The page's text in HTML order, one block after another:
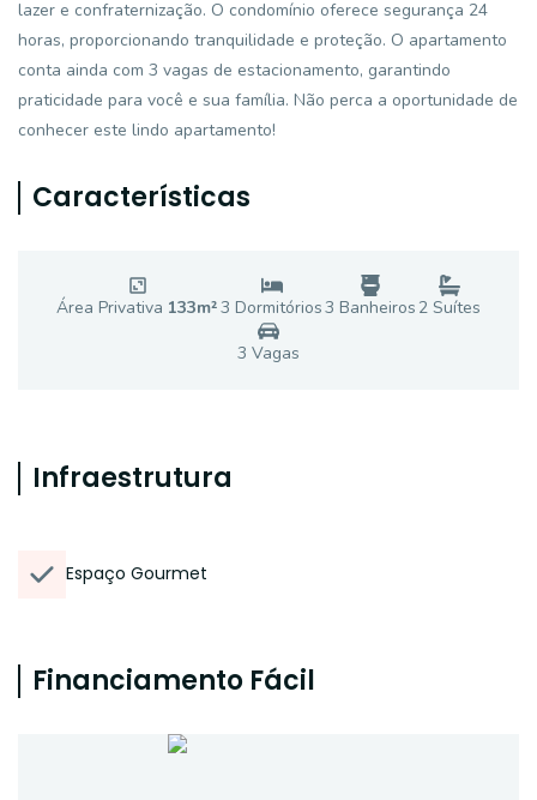
lazer e confraternização. O condomínio oferece segurança 24
horas, proporcionando tranquilidade e proteção. O apartamento
conta ainda com 3 vagas de estacionamento, garantindo
praticidade para você e sua família. Não perca a oportunidade de
conhecer este lindo apartamento!
Características
Área Privativa 133m²3 Dormitórios3 Banheiros 2 Suítes
3 Vagas
Infraestrutura
Espaço Gourmet
Financiamento Fácil